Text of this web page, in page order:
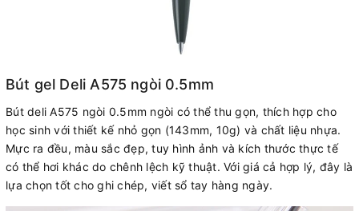
Bút gel Deli A575 ngòi 0.5mm
Bút deli A575 ngòi 0.5mm ngòi có thể thu gọn, thích hợp cho
học sinh với thiết kế nhỏ gọn (143mm, 10g) và chất liệu nhựa.
Mực ra đều, màu sắc đẹp, tuy hình ảnh và kích thước thực tế
có thể hơi khác do chênh lệch kỹ thuật. Với giá cả hợp lý, đây là
lựa chọn tốt cho ghi chép, viết sổ tay hàng ngày.